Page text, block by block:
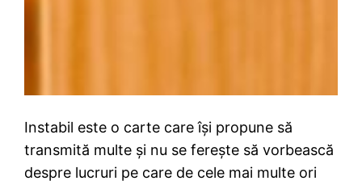
Instabil este o carte care își propune să
transmită multe și nu se ferește să vorbească
despre lucruri pe care de cele mai multe ori